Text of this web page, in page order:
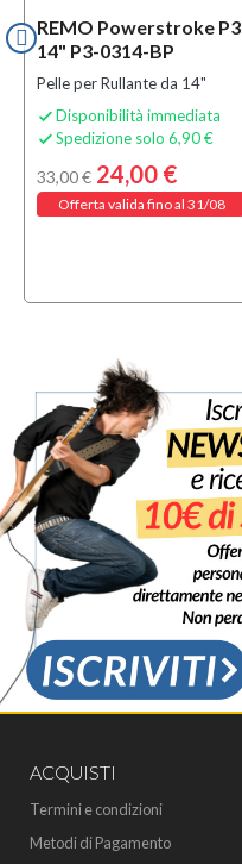
REMO Powerstroke P3
14" P3-0314-BP
Pelle per Rullante da 14"
 Disponibilità immediata
 Spedizione solo 6,90 €
33,00 € 24,00 €
Offerta valida fino al 31/08
ACQUISTI
Termini e condizioni
Metodi di Pagamento